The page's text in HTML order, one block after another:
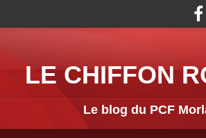
LE CHIFFON
Le blog du PCF